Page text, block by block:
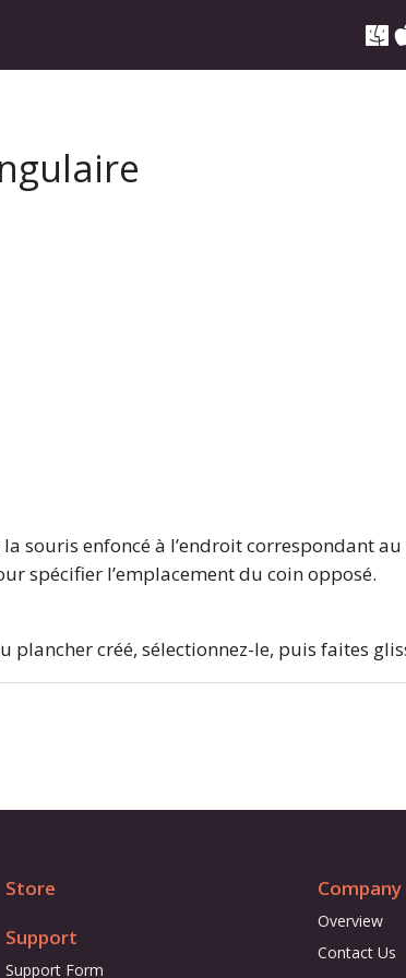
souris enfoncé à l’endroit correspondant
spécifier l’emplacement du coin opposé.
créé, sélectionnez-le, puis faites
Store
Support
Support Form
Company
Overview
Contact Us